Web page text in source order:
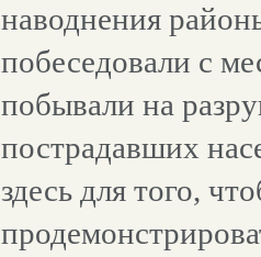
наводнения
побеседовали с
побывали на
пострадавших
здесь для того,